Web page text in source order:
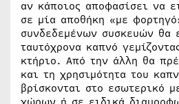
αν κάποιος αποφασίσει να
σε μία αποθήκη «με
συνδεδεμένων συσκευών θα
ταυτόχρονα καπνό
κτήριο. Από την άλλη θα
και τη χρησιμότητα του
βρίσκονται στο εσωτερικό